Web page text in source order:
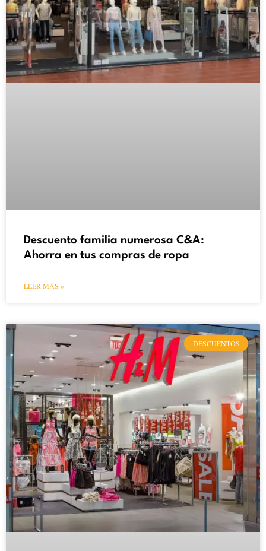
Descuento familia numerosa C&A:
Ahorra en tus compras de ropa
LEER MÁS »
DESCUENTOS